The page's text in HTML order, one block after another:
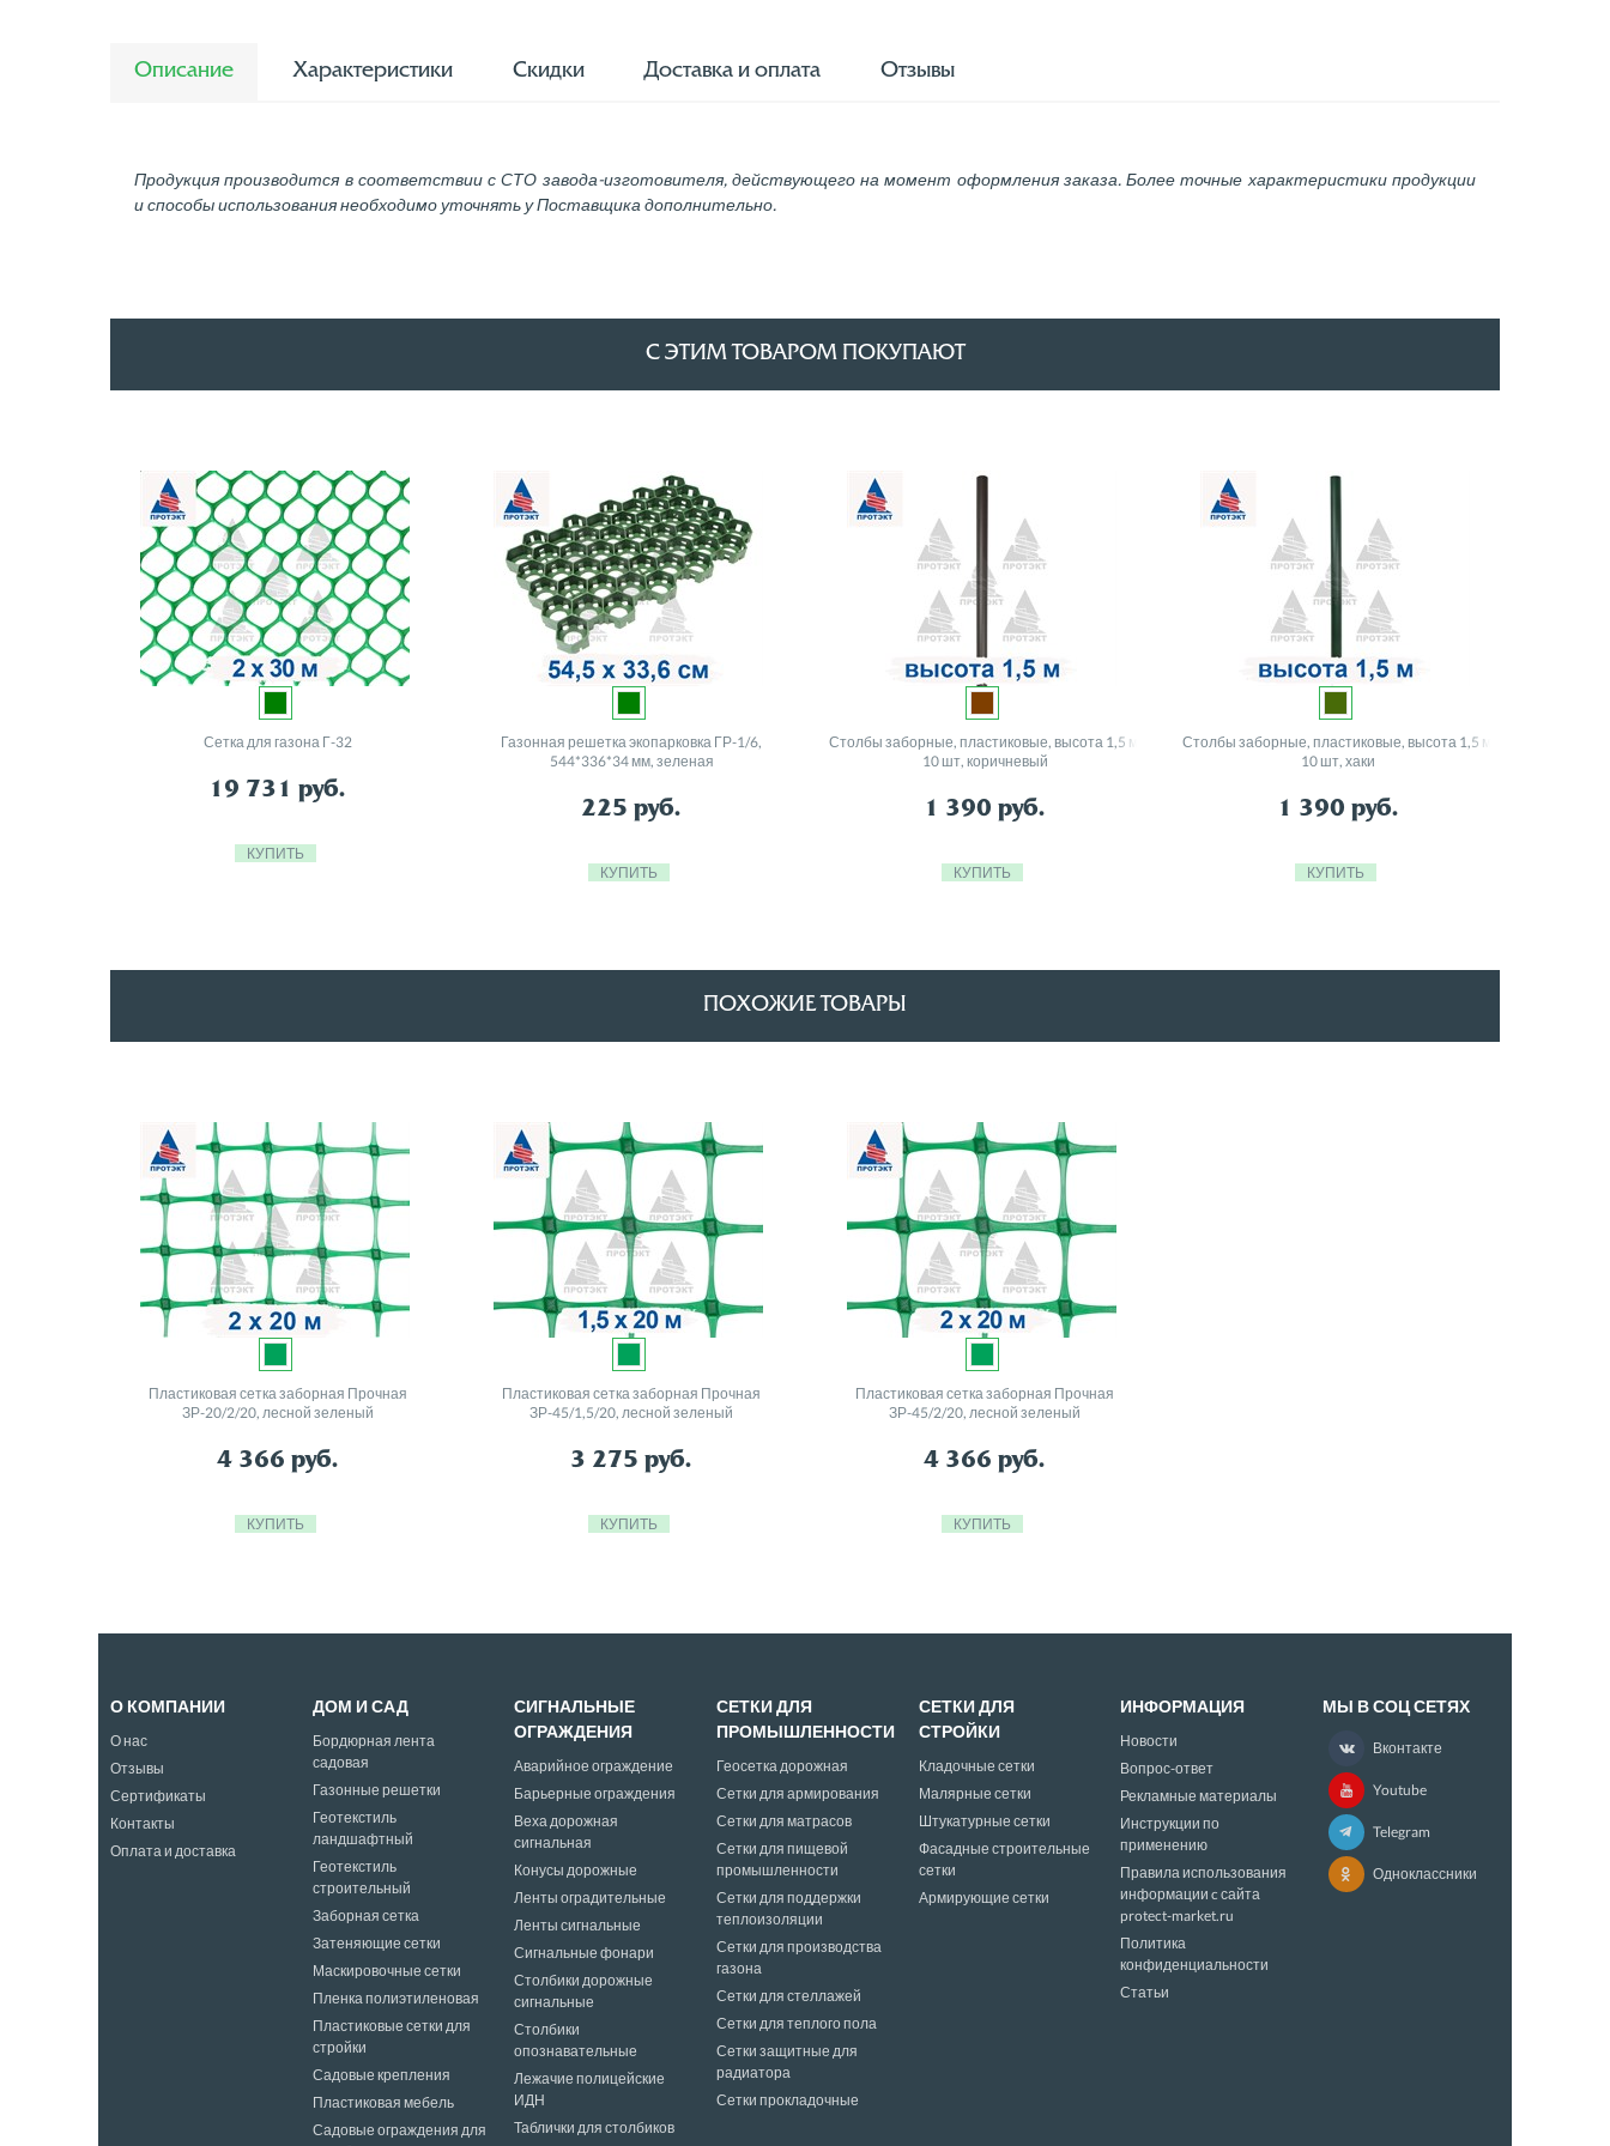
Описание Характеристики Скидки Доставка и оплата Отзывы
Продукция производится в соответствии с СТО завода-изготовителя, действующего на момент оформления заказа. Более точные характеристики продукции
и способы использования необходимо уточнять у Поставщика дополнительно.
С ЭТИМ ТОВАРОМ ПОКУПАЮТ
Сетка для газона Г-32
19 731 руб.
КУПИТЬ
Газонная решетка экопарковка ГР-1/6,
544*336*34 мм, зеленая
225 руб.
КУПИТЬ
Столбы заборные, пластиковые, высота 1,5 м,
10 шт, коричневый
1 390 руб.
КУПИТЬ
Столбы заборные, пластиковые, высота 1,5 м,
10 шт, хаки
1 390 руб.
КУПИТЬ
ПОХОЖИЕ ТОВАРЫ
Пластиковая сетка заборная Прочная
ЗР-20/2/20, лесной зеленый
4 366 руб.
КУПИТЬ
Пластиковая сетка заборная Прочная
ЗР-45/1,5/20, лесной зеленый
3 275 руб.
КУПИТЬ
Пластиковая сетка заборная Прочная
ЗР-45/2/20, лесной зеленый
4 366 руб.
КУПИТЬ
О КОМПАНИИ
О нас
Отзывы
Сертификаты
Контакты
Оплата и доставка
ДОМ И САД
Бордюрная лента
садовая
Газонные решетки
Геотекстиль
ландшафтный
Геотекстиль
строительный
Заборная сетка
Затеняющие сетки
Маскировочные сетки
Пленка полиэтиленовая
Пластиковые сетки для
стройки
Садовые крепления
Пластиковая мебель
Садовые ограждения для
СИГНАЛЬНЫЕ
ОГРАЖДЕНИЯ
Аварийное ограждение
Барьерные ограждения
Веха дорожная
сигнальная
Конусы дорожные
Ленты оградительные
Ленты сигнальные
Сигнальные фонари
Столбики дорожные
сигнальные
Столбики
опознавательные
Лежачие полицейские
ИДН
Таблички для столбиков
СЕТКИ ДЛЯ
ПРОМЫШЛЕННОСТИ
Геосетка дорожная
Сетки для армирования
Сетки для матрасов
Сетки для пищевой
промышленности
Сетки для поддержки
теплоизоляции
Сетки для производства
газона
Сетки для стеллажей
Сетки для теплого пола
Сетки защитные для
радиатора
Сетки прокладочные
СЕТКИ ДЛЯ
СТРОЙКИ
Кладочные сетки
Малярные сетки
Штукатурные сетки
Фасадные строительные
сетки
Армирующие сетки
ИНФОРМАЦИЯ
Новости
Вопрос-ответ
Рекламные материалы
Инструкции по
применению
Правила использования
информации c сайта
protect-market.ru
Политика
конфиденциальности
Статьи
МЫ В СОЦ СЕТЯХ
Вконтакте
Youtube
Telegram
Одноклассники